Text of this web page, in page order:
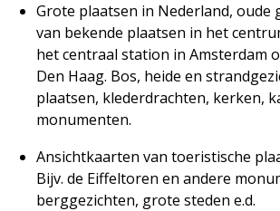
Grote plaatsen in Nederland, oude
van bekende plaatsen in het
het centraal station in Amsterdam
Den Haag. Bos, heide en
plaatsen, klederdrachten, kerken,
monumenten.
Ansichtkaarten van toeristische
Bijv. de Eiffeltoren en andere
berggezichten, grote steden e.d.